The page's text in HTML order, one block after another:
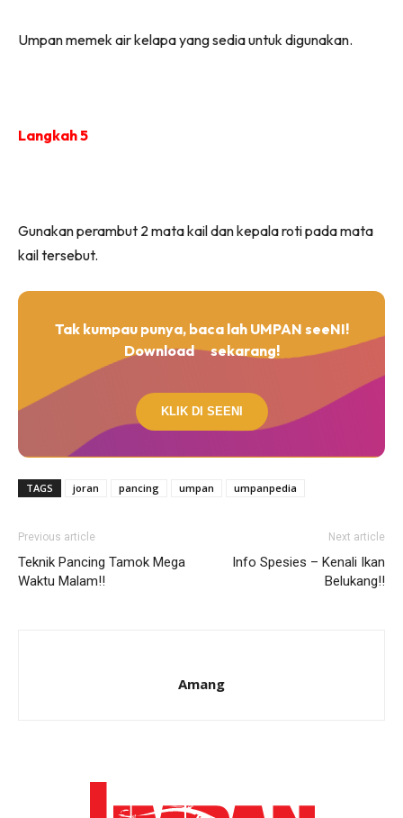
Umpan memek air kelapa yang sedia untuk digunakan.
Langkah 5
Gunakan perambut 2 mata kail dan kepala roti pada mata
kail tersebut.
Tak kumpau punya, baca lah UMPAN seeNI!
Download
sekarang!
KLIK DI SEENI
TAGS joran pancing umpan umpanpedia
Previous article
Teknik Pancing Tamok Mega
Waktu Malam!!
Next article
Info Spesies – Kenali Ikan
Belukang!!
Amang